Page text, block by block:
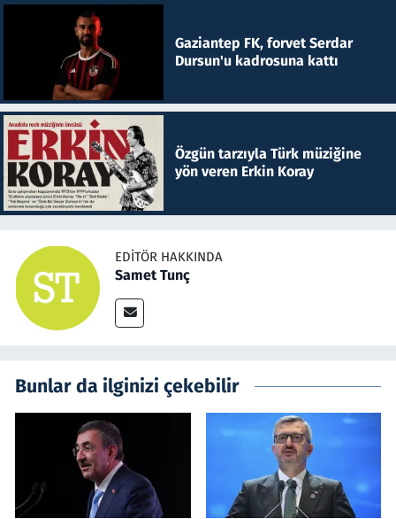
Gaziantep FK, forvet Serdar
Dursun'u kadrosuna kattı
Özgün tarzıyla Türk müziğine
yön veren Erkin Koray
EDITÖR HAKKINDA
Samet Tunç
Bunlar da ilginizi çekebilir